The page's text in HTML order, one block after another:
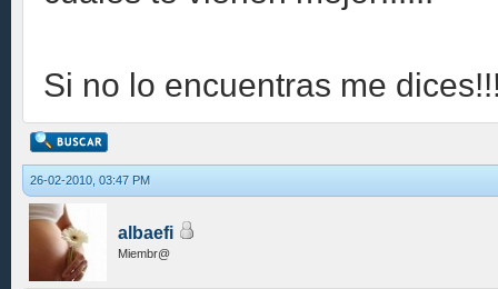
Si no lo encuentras me
26-02-2010, 03:47 PM
albaefi
Miembr@